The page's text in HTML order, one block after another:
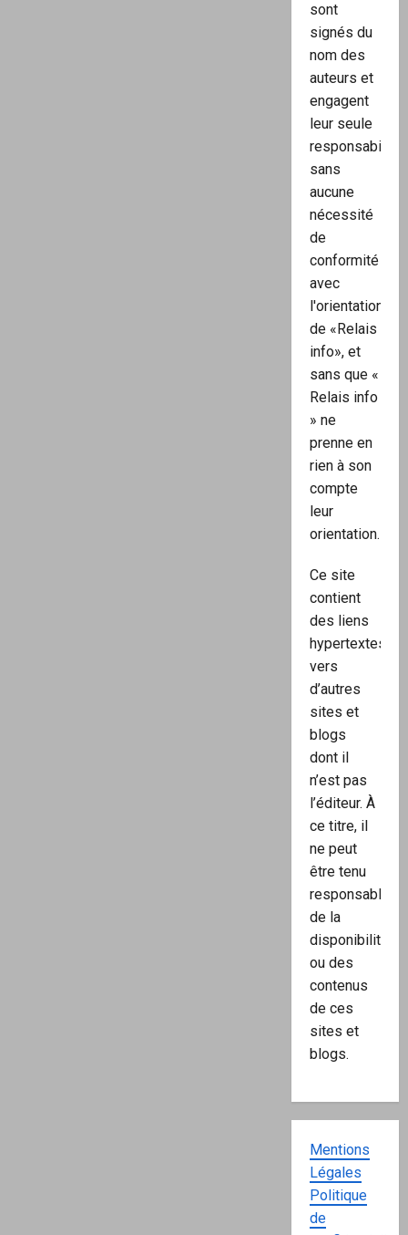
sont
signés du
nom des
auteurs et
engagent
leur seule
responsabilité,
sans
aucune
nécessité
de
conformité
avec
l'orientation
de «Relais
info», et
sans que «
Relais info
» ne
prenne en
rien à son
compte
leur
orientation.
Ce site
contient
des liens
hypertextes
vers
d’autres
sites et
blogs
dont il
n’est pas
l’éditeur. À
ce titre, il
ne peut
être tenu
responsable
de la
disponibilité
ou des
contenus
de ces
sites et
blogs.
Mentions
Légales
Politique
de